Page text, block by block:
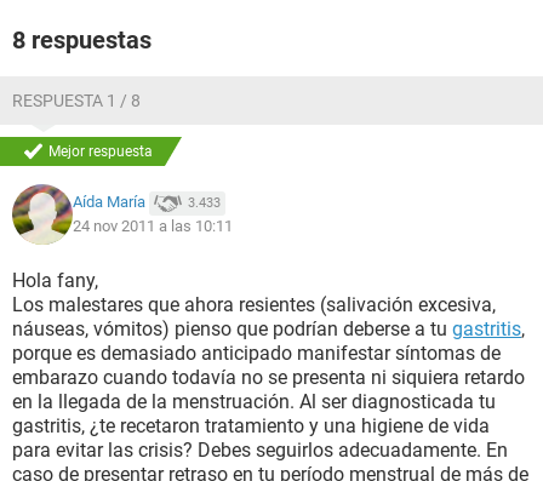
8 respuestas
RESPUESTA 1 / 8
Mejor respuesta
Aída María 3.433
24 nov 2011 a las 10:11
Hola fany,
Los malestares que ahora resientes (salivación excesiva,
náuseas, vómitos) pienso que podrían deberse a tu gastritis,
porque es demasiado anticipado manifestar síntomas de
embarazo cuando todavía no se presenta ni siquiera retardo
en la llegada de la menstruación. Al ser diagnosticada tu
gastritis, ¿te recetaron tratamiento y una higiene de vida
para evitar las crisis? Debes seguirlos adecuadamente. En
caso de presentar retraso en tu período menstrual de más de